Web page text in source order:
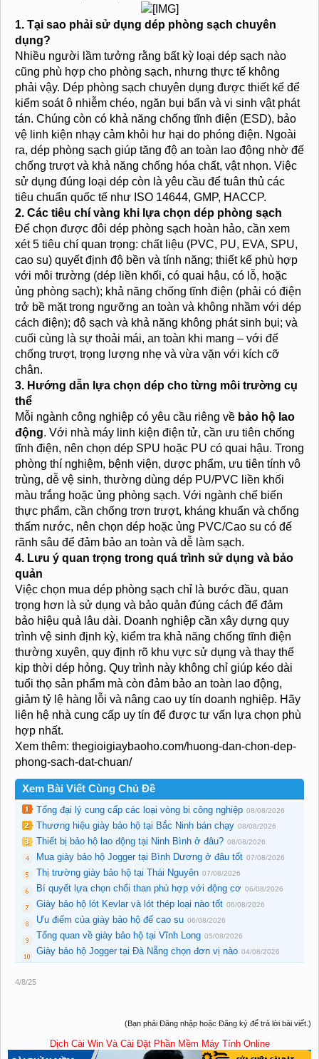
1. Tại sao phải sử dụng dép phòng sạch chuyên
dụng?
Nhiều người lầm tưởng rằng bất kỳ loại dép sạch nào
cũng phù hợp cho phòng sạch, nhưng thực tế không
phải vậy. Dép phòng sạch chuyên dụng được thiết kế để
kiểm soát ô nhiễm chéo, ngăn bụi bẩn và vi sinh vật phát
tán. Chúng còn có khả năng chống tĩnh điện (ESD), bảo
vệ linh kiện nhạy cảm khỏi hư hại do phóng điện. Ngoài
ra, dép phòng sạch giúp tăng độ an toàn lao động nhờ đế
chống trượt và khả năng chống hóa chất, vật nhọn. Việc
sử dụng đúng loại dép còn là yêu cầu để tuân thủ các
tiêu chuẩn quốc tế như ISO 14644, GMP, HACCP.
2. Các tiêu chí vàng khi lựa chọn dép phòng sạch
Để chọn được đôi dép phòng sạch hoàn hảo, cần xem
xét 5 tiêu chí quan trọng: chất liệu (PVC, PU, EVA, SPU,
cao su) quyết định độ bền và tính năng; thiết kế phù hợp
với môi trường (dép liền khối, có quai hậu, có lỗ, hoặc
ủng phòng sạch); khả năng chống tĩnh điện (phải có điện
trở bề mặt trong ngưỡng an toàn và không nhầm với dép
cách điện); độ sạch và khả năng không phát sinh bụi; và
cuối cùng là sự thoải mái, an toàn khi mang – với đế
chống trượt, trọng lượng nhẹ và vừa vặn với kích cỡ
chân.
3. Hướng dẫn lựa chọn dép cho từng môi trường cụ
thể
Mỗi ngành công nghiệp có yêu cầu riêng về bảo hộ lao
động. Với nhà máy linh kiện điện tử, cần ưu tiên chống
tĩnh điện, nên chọn dép SPU hoặc PU có quai hậu. Trong
phòng thí nghiệm, bệnh viện, dược phẩm, ưu tiên tính vô
trùng, dễ vệ sinh, thường dùng dép PU/PVC liền khối
màu trắng hoặc ủng phòng sạch. Với ngành chế biến
thực phẩm, cần chống trơn trượt, kháng khuẩn và chống
thấm nước, nên chọn dép hoặc ủng PVC/Cao su có đế
rãnh sâu để đảm bảo an toàn và dễ làm sạch.
4. Lưu ý quan trọng trong quá trình sử dụng và bảo
quản
Việc chọn mua dép phòng sạch chỉ là bước đầu, quan
trọng hơn là sử dụng và bảo quản đúng cách để đảm
bảo hiệu quả lâu dài. Doanh nghiệp cần xây dựng quy
trình vệ sinh định kỳ, kiểm tra khả năng chống tĩnh điện
thường xuyên, quy định rõ khu vực sử dụng và thay thế
kịp thời dép hỏng. Quy trình này không chỉ giúp kéo dài
tuổi thọ sản phẩm mà còn đảm bảo an toàn lao động,
giảm tỷ lệ hàng lỗi và nâng cao uy tín doanh nghiệp. Hãy
liên hệ nhà cung cấp uy tín để được tư vấn lựa chọn phù
hợp nhất.
Xem thêm: thegioigiaybaoho.com/huong-dan-chon-dep-
phong-sach-dat-chuan/
Xem Bài Viết Cùng Chủ Đề
Tổng đại lý cung cấp các loại vòng bi công nghiệp 08/08/2026
Thương hiệu giày bảo hộ tại Bắc Ninh bán chạy 08/08/2026
Thiết bị bảo hộ lao động tại Ninh Bình ở đâu? 08/08/2026
Mua giày bảo hộ Jogger tại Bình Dương ở đâu tốt 07/08/2026
Thị trường giày bảo hộ tại Thái Nguyên 07/08/2026
Bí quyết lựa chọn chổi than phù hợp với động cơ 06/08/2026
Giày bảo hộ lót Kevlar và lót thép loại nào tốt 06/08/2026
Ưu điểm của giày bảo hộ đế cao su 06/08/2026
Tổng quan về giày bảo hộ tại Vĩnh Long 05/08/2026
Giày bảo hộ Jogger tại Đà Nẵng chọn đơn vị nào 04/08/2026
4/8/25
(Bạn phải Đăng nhập hoặc Đăng ký để trả lời bài viết.)
Dịch Cài Win Và Cài Đặt Phần Mềm Máy Tính Online